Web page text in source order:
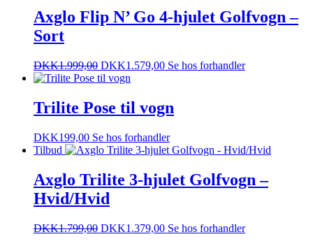
Axglo Flip N’ Go 4-hjulet Golfvogn –
Sort
DKK1.999,00 DKK1.579,00 Se hos forhandler
Trilite Pose til vogn
DKK199,00 Se hos forhandler
Tilbud
Axglo Trilite 3-hjulet Golfvogn –
Hvid/Hvid
DKK1.799,00 DKK1.379,00 Se hos forhandler